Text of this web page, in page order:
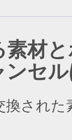
素材
ンセ
換され